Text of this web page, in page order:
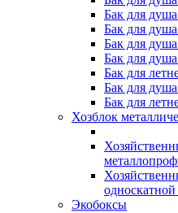
Бак для
Бак для
Бак для
Бак для
Бак для
Бак для
Бак для
Хозблок
Экобоксы